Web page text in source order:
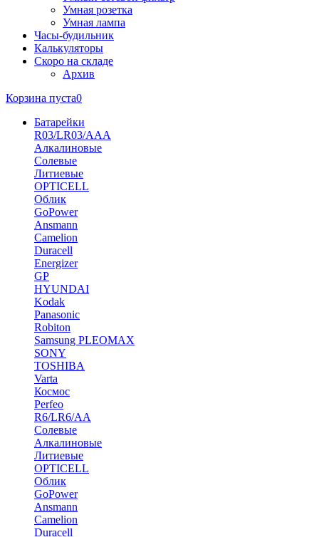
Умная розетка
Умная лампа
Часы-будильник
Калькуляторы
Скоро на складе
Архив
Корзина пуста0
Батарейки
R03/LR03/AAA
Алкалиновые
Солевые
Литиевые
OPTICELL
Облик
GoPower
Ansmann
Camelion
Duracell
Energizer
GP
HYUNDAI
Kodak
Panasonic
Robiton
Samsung PLEOMAX
SONY
TOSHIBA
Varta
Космос
Perfeo
R6/LR6/AA
Солевые
Алкалиновые
Литиевые
OPTICELL
Облик
GoPower
Ansmann
Camelion
Duracell